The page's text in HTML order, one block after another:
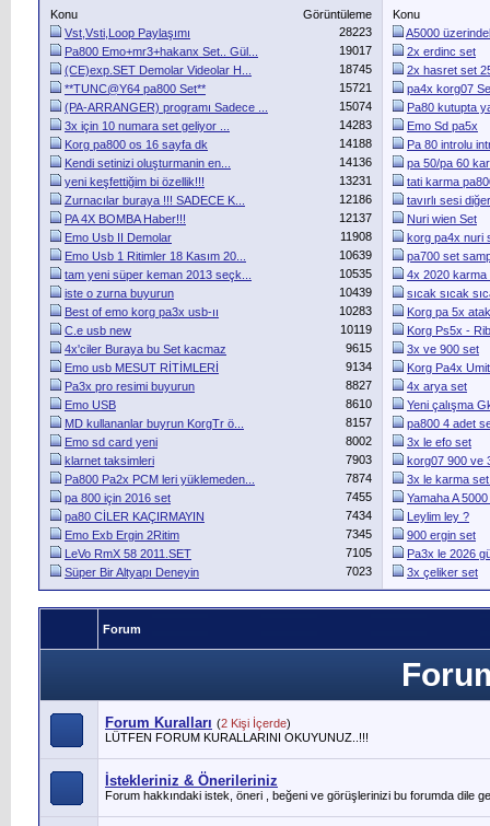
Konu
Görüntüleme
Vst,Vsti,Loop Paylaşımı
28223
Pa800 Emo+mr3+hakanx Set.. Gül...
19017
(CE)exp.SET Demolar Videolar H...
18745
**TUNC@Y64 pa800 Set**
15721
(PA-ARRANGER) programı Sadece ...
15074
3x için 10 numara set geliyor ...
14283
Korg pa800 os 16 sayfa dk
14188
Kendi setinizi oluşturmanin en...
14136
yeni keşfettiğim bi özellik!!!
13231
Zurnacılar buraya !!! SADECE K...
12186
PA 4X BOMBA Haber!!!
12137
Emo Usb II Demolar
11908
Emo Usb 1 Ritimler 18 Kasım 20...
10639
tam yeni süper keman 2013 seçk...
10535
iste o zurna buyurun
10439
Best of emo korg pa3x usb-ıı
10283
C.e usb new
10119
4x'ciler Buraya bu Set kacmaz
9615
Emo usb MESUT RİTİMLERİ
9134
Pa3x pro resimi buyurun
8827
Emo USB
8610
MD kullananlar buyrun KorgTr ö...
8157
Emo sd card yeni
8002
klarnet taksimleri
7903
Pa800 Pa2x PCM leri yüklemeden...
7874
pa 800 için 2016 set
7455
pa80 CİLER KAÇIRMAYIN
7434
Emo Exb Ergin 2Ritim
7345
LeVo RmX 58 2011.SET
7105
Süper Bir Altyapı Deneyin
7023
Konu
A5000
2x erdinc set
2x hasret set
pa4x korg07
Pa80 kutupta
Emo Sd pa5x
Pa 80 introlu
pa 50/pa 60
tati karma
tavırlı sesi
Nuri wien Set
korg pa4x nuri
pa700 set
4x 2020 karma
sıcak sıcak
Korg pa 5x atak
Korg Ps5x -
3x ve 900 set
Korg Pa4x
4x arya set
Yeni çalışma
pa800 4 adet
3x le efo set
korg07 900 ve
3x le karma
Yamaha A
Leylim ley ?
900 ergin set
Pa3x le 2026
3x çeliker set
Forum
Forum Kuralları (2 Kişi İçerde)
LÜTFEN FORUM KURALLARINI OKUYUNUZ..!!!
İstekleriniz & Önerileriniz
Forum hakkındaki istek, öneri , beğeni ve görüşlerinizi bu forumda dile